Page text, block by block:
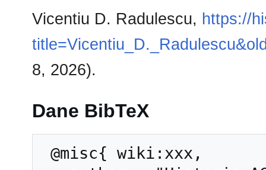
Vicentiu D. Radulescu, https://
8, 2026).
Dane BibTeX